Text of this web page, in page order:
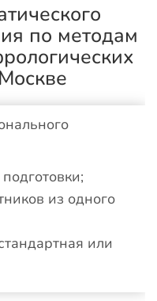
по методам
из одного
или